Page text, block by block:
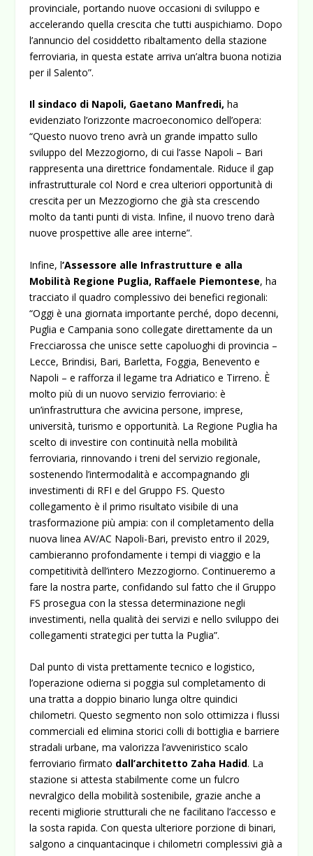
provinciale, portando nuove occasioni di sviluppo e
accelerando quella crescita che tutti auspichiamo. Dopo
l’annuncio del cosiddetto ribaltamento della stazione
ferroviaria, in questa estate arriva un’altra buona notizia
per il Salento”.
Il sindaco di Napoli, Gaetano Manfredi, ha
evidenziato l’orizzonte macroeconomico dell’opera:
“Questo nuovo treno avrà un grande impatto sullo
sviluppo del Mezzogiorno, di cui l’asse Napoli – Bari
rappresenta una direttrice fondamentale. Riduce il gap
infrastrutturale col Nord e crea ulteriori opportunità di
crescita per un Mezzogiorno che già sta crescendo
molto da tanti punti di vista. Infine, il nuovo treno darà
nuove prospettive alle aree interne”.
Infine, l’Assessore alle Infrastrutture e alla
Mobilità Regione Puglia, Raffaele Piemontese, ha
tracciato il quadro complessivo dei benefici regionali:
“Oggi è una giornata importante perché, dopo decenni,
Puglia e Campania sono collegate direttamente da un
Frecciarossa che unisce sette capoluoghi di provincia –
Lecce, Brindisi, Bari, Barletta, Foggia, Benevento e
Napoli – e rafforza il legame tra Adriatico e Tirreno. È
molto più di un nuovo servizio ferroviario: è
un’infrastruttura che avvicina persone, imprese,
università, turismo e opportunità. La Regione Puglia ha
scelto di investire con continuità nella mobilità
ferroviaria, rinnovando i treni del servizio regionale,
sostenendo l’intermodalità e accompagnando gli
investimenti di RFI e del Gruppo FS. Questo
collegamento è il primo risultato visibile di una
trasformazione più ampia: con il completamento della
nuova linea AV/AC Napoli-Bari, previsto entro il 2029,
cambieranno profondamente i tempi di viaggio e la
competitività dell’intero Mezzogiorno. Continueremo a
fare la nostra parte, confidando sul fatto che il Gruppo
FS prosegua con la stessa determinazione negli
investimenti, nella qualità dei servizi e nello sviluppo dei
collegamenti strategici per tutta la Puglia”.
Dal punto di vista prettamente tecnico e logistico,
l’operazione odierna si poggia sul completamento di
una tratta a doppio binario lunga oltre quindici
chilometri. Questo segmento non solo ottimizza i flussi
commerciali ed elimina storici colli di bottiglia e barriere
stradali urbane, ma valorizza l’avveniristico scalo
ferroviario firmato dall’architetto Zaha Hadid. La
stazione si attesta stabilmente come un fulcro
nevralgico della mobilità sostenibile, grazie anche a
recenti migliorie strutturali che ne facilitano l’accesso e
la sosta rapida. Con questa ulteriore porzione di binari,
salgono a cinquantacinque i chilometri complessivi già a